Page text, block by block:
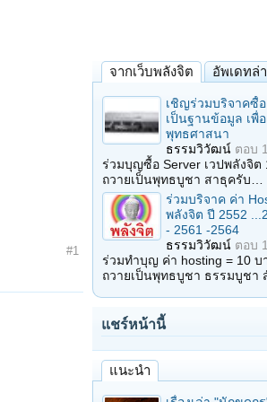
#1
จากเว็บพลังจิต อัพเดทล่
เชิญร่วมบริจาคซื้
เป็นฐานข้อมูล เพื่
พุทธศาสนา
ธรรมวิวัฒน์ ตอบ
ร่วมบุญซื้อ Server เวปพลังจิต
ถวายเป็นพุทธบูชา สาธุครับ…
ร่วมบริจาค ค่า
พลังจิต ปี 2552
- 2561 -2564
ธรรมวิวัฒน์ ตอบ
ร่วมทำบุญ ค่า hosting = 10 บ
ถวายเป็นพุทธบูชา ธรรมบูชา
แชร์หน้านี้
แนะนำ